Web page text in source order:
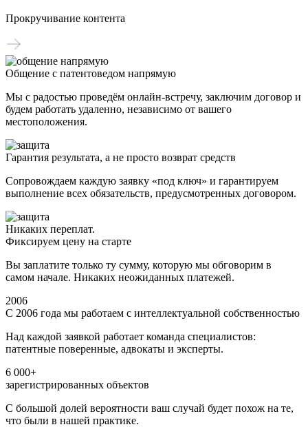
Прокручивание контента
Общение с патентоведом напрямую
Мы с радостью проведём онлайн-встречу, заключим договор и
будем работать удаленно, независимо от вашего
местоположения.
Гарантия результата, а не просто возврат средств
Сопровождаем каждую заявку «под ключ» и гарантируем
выполнение всех обязательств, предусмотренных договором.
Никаких переплат.
Фиксируем цену на старте
Вы заплатите только ту сумму, которую мы обговорим в
самом начале. Никаких неожиданных платежей.
2006
С 2006 года мы работаем с интеллектуальной собственностью
Над каждой заявкой работает команда специалистов:
патентные поверенные, адвокаты и эксперты.
6 000+
зарегистрированных объектов
С большой долей вероятности ваш случай будет похож на те,
что были в нашей практике.